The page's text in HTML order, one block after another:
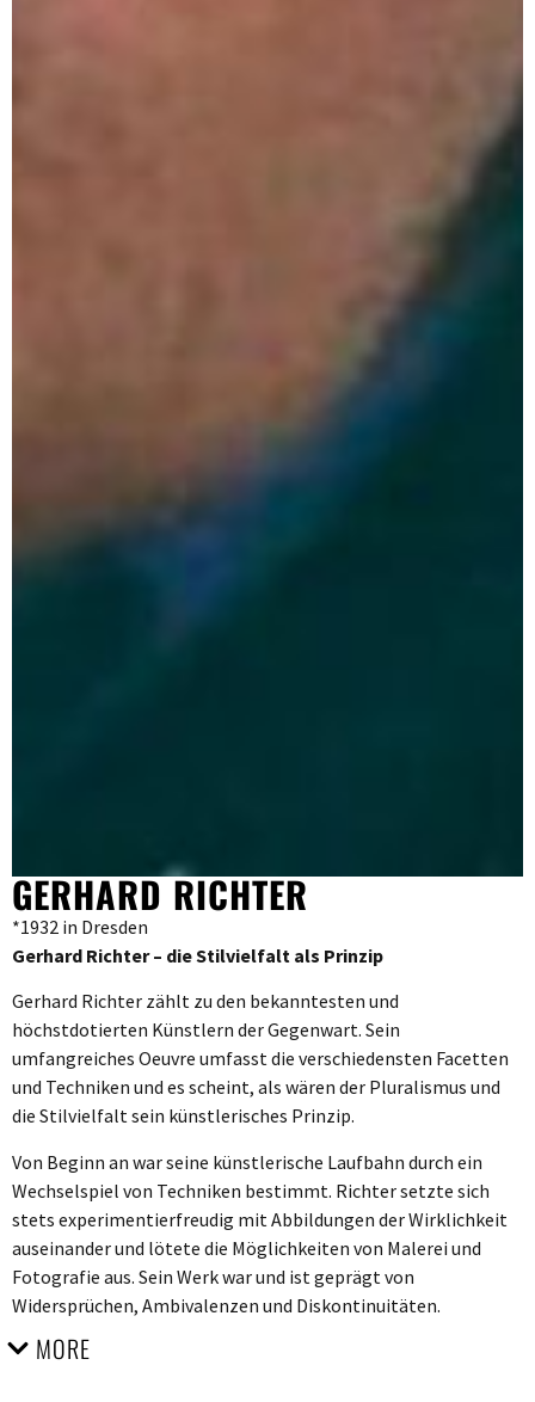
GERHARD RICHTER
*1932 in Dresden
Gerhard Richter – die Stilvielfalt als Prinzip
Gerhard Richter zählt zu den bekanntesten und
höchstdotierten Künstlern der Gegenwart. Sein
umfangreiches Oeuvre umfasst die verschiedensten Facetten
und Techniken und es scheint, als wären der Pluralismus und
die Stilvielfalt sein künstlerisches Prinzip.
Von Beginn an war seine künstlerische Laufbahn durch ein
Wechselspiel von Techniken bestimmt. Richter setzte sich
stets experimentierfreudig mit Abbildungen der Wirklichkeit
auseinander und lötete die Möglichkeiten von Malerei und
Fotografie aus. Sein Werk war und ist geprägt von
Widersprüchen, Ambivalenzen und Diskontinuitäten.
MORE